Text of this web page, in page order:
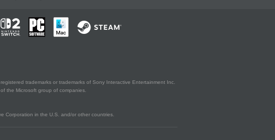
trademarks or trademarks of Sony Interactive Entertainment Inc.
the Microsoft group of companies.
Corporation in the U.S. and/or other countries.